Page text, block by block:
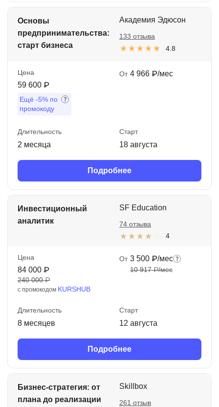
Основы
предпринимательства:
старт бизнеса
Академия Эдюсон
4.8
133 отзыва
Цена
59 600 ₽
Ещё -5% по
промокоду
От 4 966 ₽/мес
Длительность
2 месяца
Старт
18 августа
Подробнее
Инвестиционный
аналитик
SF Education
4
74 отзыва
Цена
84 000 ₽
240 000 ₽
с промокодом KURSHUB
От 3 500 ₽/мес
10 917 ₽/мес
Длительность
8 месяцев
Старт
12 августа
Подробнее
Бизнес-стратегия: от
плана до реализации
Skillbox
261 отзыв